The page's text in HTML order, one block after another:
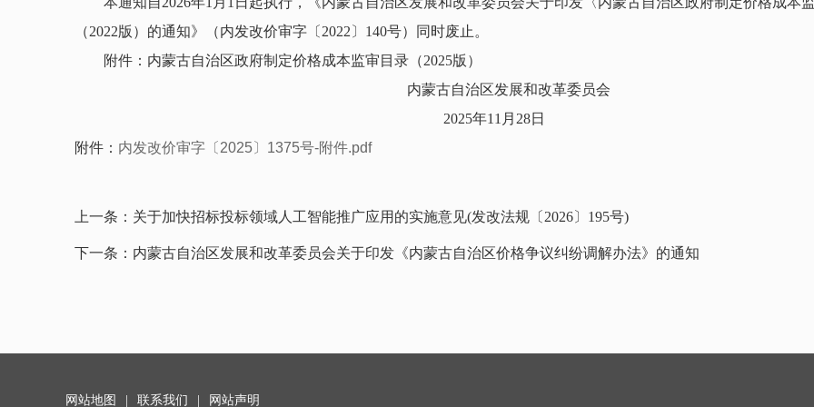
（2022版）的通知》（内发改价审字〔2022〕140号）同时废止。
附件：内蒙古自治区政府制定价格成本监审目录（2025版）
内蒙古自治区发展和改革委员会
2025年11月28日
附件： 内发改价审字〔2025〕1375号-附件.pdf
上一条： 关于加快招标投标领域人工智能推广应用的实施意见(发改法规〔2026〕195号)
下一条： 内蒙古自治区发展和改革委员会关于印发《内蒙古自治区价格争议纠纷调解办法》的通知
网站地图 联系我们 网站声明